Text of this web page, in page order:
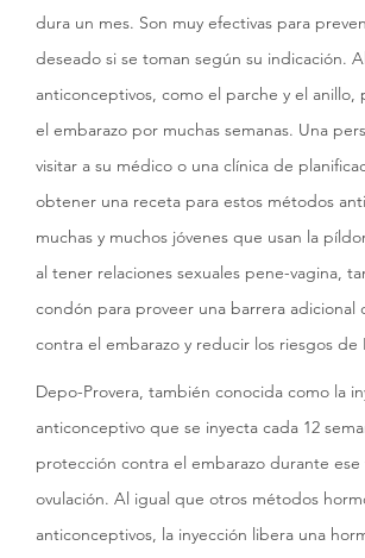
dura un mes. Son muy efectivas para
deseado si se toman según su indicación.
anticonceptivos, como el parche y el
el embarazo por muchas semanas. Una
visitar a su médico o una clínica de
obtener una receta para estos métodos
muchas y muchos jóvenes que usan la
al tener relaciones sexuales pene-vagina,
condón para proveer una barrera adicional
contra el embarazo y reducir los riesgos de
Depo-Provera, también conocida como la
anticonceptivo que se inyecta cada 12
protección contra el embarazo durante
ovulación. Al igual que otros métodos
anticonceptivos, la inyección libera una